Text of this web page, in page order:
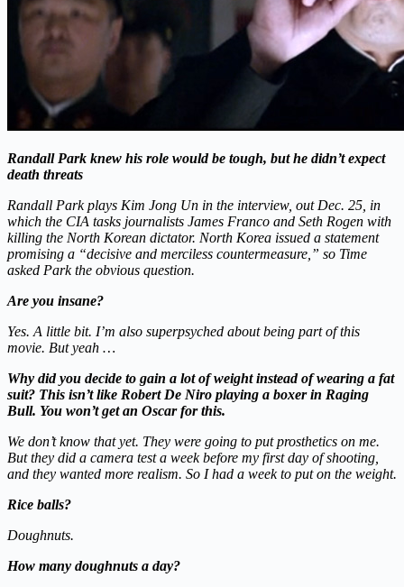
Randall Park knew his role would be tough, but he didn’t expect
death threats
Randall Park plays Kim Jong Un in the interview, out Dec. 25, in
which the CIA tasks journalists James Franco and Seth Rogen with
killing the North Korean dictator. North Korea issued a statement
promising a “decisive and merciless countermeasure,” so Time
asked Park the obvious question.
Are you insane?
Yes. A little bit. I’m also superpsyched about being part of this
movie. But yeah …
Why did you decide to gain a lot of weight instead of wearing a fat
suit? This isn’t like Robert De Niro playing a boxer in Raging
Bull. You won’t get an Oscar for this.
We don’t know that yet. They were going to put prosthetics on me.
But they did a camera test a week before my first day of shooting,
and they wanted more realism. So I had a week to put on the weight.
Rice balls?
Doughnuts.
How many doughnuts a day?